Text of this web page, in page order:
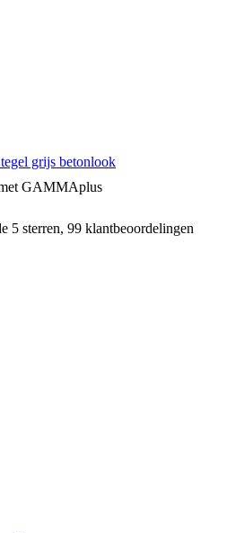
grijs betonlook
GAMMAplus
5 sterren, 99 klantbeoordelingen